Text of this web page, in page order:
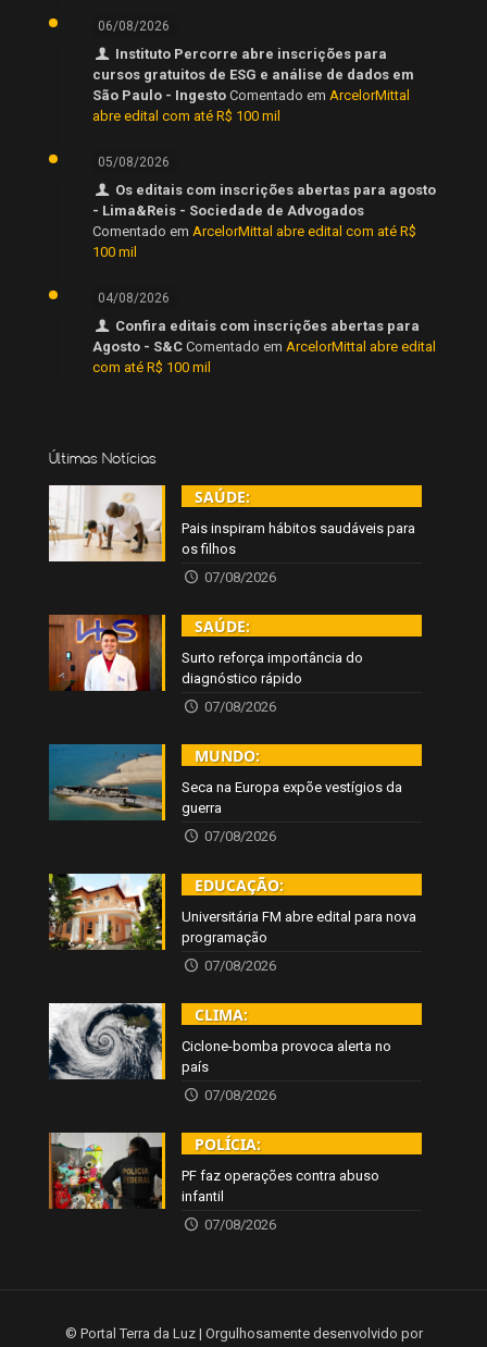
06/08/2026
Instituto Percorre abre inscrições para
cursos gratuitos de ESG e análise de dados em
São Paulo - Ingesto Comentado em ArcelorMittal
abre edital com até R$ 100 mil
05/08/2026
Os editais com inscrições abertas para agosto
- Lima&Reis - Sociedade de Advogados
Comentado em ArcelorMittal abre edital com até R$
100 mil
04/08/2026
Confira editais com inscrições abertas para
Agosto - S&C Comentado em ArcelorMittal abre edital
com até R$ 100 mil
Últimas Notícias
SAÚDE:
Pais inspiram hábitos saudáveis para
os filhos
07/08/2026
SAÚDE:
Surto reforça importância do
diagnóstico rápido
07/08/2026
MUNDO:
Seca na Europa expõe vestígios da
guerra
07/08/2026
EDUCAÇÃO:
Universitária FM abre edital para nova
programação
07/08/2026
CLIMA:
Ciclone-bomba provoca alerta no
país
07/08/2026
POLÍCIA:
PF faz operações contra abuso
infantil
07/08/2026
© Portal Terra da Luz | Orgulhosamente desenvolvido por